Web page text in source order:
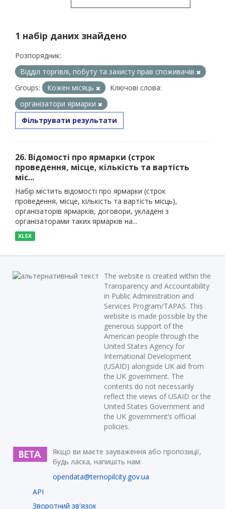
1 набір даних знайдено
Розпорядник:
Відділ торгівлі, побуту та захисту прав споживачів
Groups:
Кожен місяць
Ключові слова:
організатори ярмарки
Фільтрувати результати
26. Відомості про ярмарки (строк
проведення, місце, кількість та вартість
міс...
Набір містить відомості про ярмарки (строк
проведення, місце, кількість та вартість місць),
організаторів ярмарків, договори, укладені з
організаторами таких ярмарків на...
XLSX
The website is created within the
Transparency and Accountability
in Public Administration and
Services Program/TAPAS. This
website is made possible by the
generous support of the
American people through the
United States Agency for
International Development
(USAID) alongside UK aid from
the UK government. The
contents do not necessarily
reflect the views of USAID or the
United States Government and
the UK government’s official
policies.
Якщо ви маєте зауваження або пропозиції,
будь ласка, напишіть нам:
opendata@ternopilcity.gov.ua
API
Зворотний зв'язок